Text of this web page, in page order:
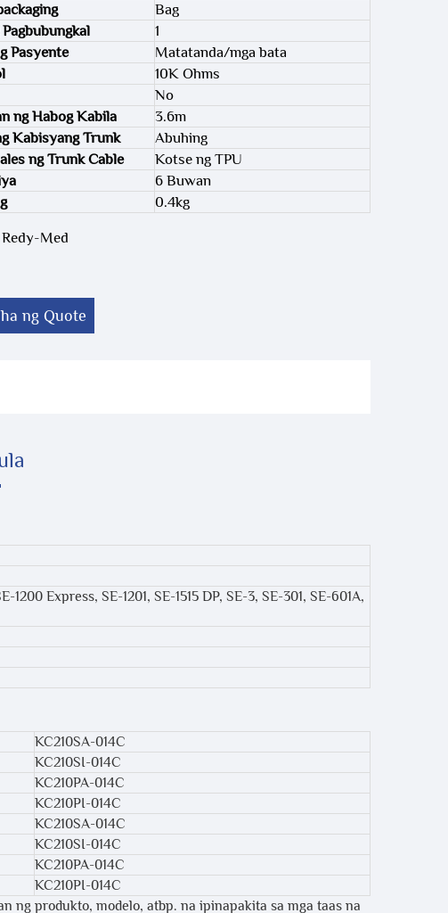
Bag
1
Pasyente
Matatanda/mga bata
10K Ohms
No
ng Habog Kabila
3.6m
Kabisyang Trunk
Abuhing
ng Trunk Cable
Kotse ng TPU
6 Buwan
0.4kg
Redy-Med
ng Quote
1200 Express, SE-1201, SE-1515 DP, SE-3, SE-301, SE-601A,
KC210SA-014C
KC210SI-014C
KC210PA-014C
KC210PI-014C
KC210SA-014C
KC210SI-014C
KC210PA-014C
KC210PI-014C
ng produkto, modelo, atbp. na ipinapakita sa mga taas na